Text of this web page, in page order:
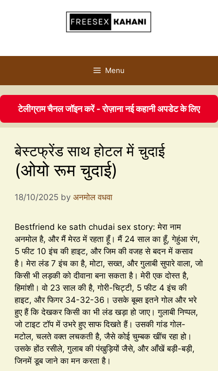
Menu
टेलीग्राम चैनल जॉइन करें - रोज़ाना नई कहानी अपडेट के लिए
बेस्टफ्रेंड साथ होटल में चुदाई
(ओयो रूम चुदाई)
18/10/2025 by अनमोल वधवा
Bestfriend ke sath chudai sex story: मेरा नाम
अनमोल है, और मैं मेरठ में रहता हूँ। मैं 24 साल का हूँ, गेहुंआ रंग,
5 फीट 10 इंच की हाइट, और जिम की वजह से बदन में कसाव
है। मेरा लंड 7 इंच का है, मोटा, सख्त, और गुलाबी सुपारे वाला, जो
किसी भी लड़की को दीवाना बना सकता है। मेरी एक दोस्त है,
हिमांशी। वो 23 साल की है, गोरी-चिट्टी, 5 फीट 4 इंच की
हाइट, और फिगर 34-32-36। उसके बूब्स इतने गोल और भरे
हुए हैं कि देखकर किसी का भी लंड खड़ा हो जाए। गुलाबी निप्पल,
जो टाइट टॉप में उभरे हुए साफ दिखते हैं। उसकी गांड गोल-
मटोल, चलते वक्त लचकती है, जैसे कोई चुम्बक खींच रहा हो।
उसके होंठ रसीले, गुलाब की पंखुड़ियों जैसे, और आँखें बड़ी-बड़ी,
जिनमें डूब जाने का मन करता है।